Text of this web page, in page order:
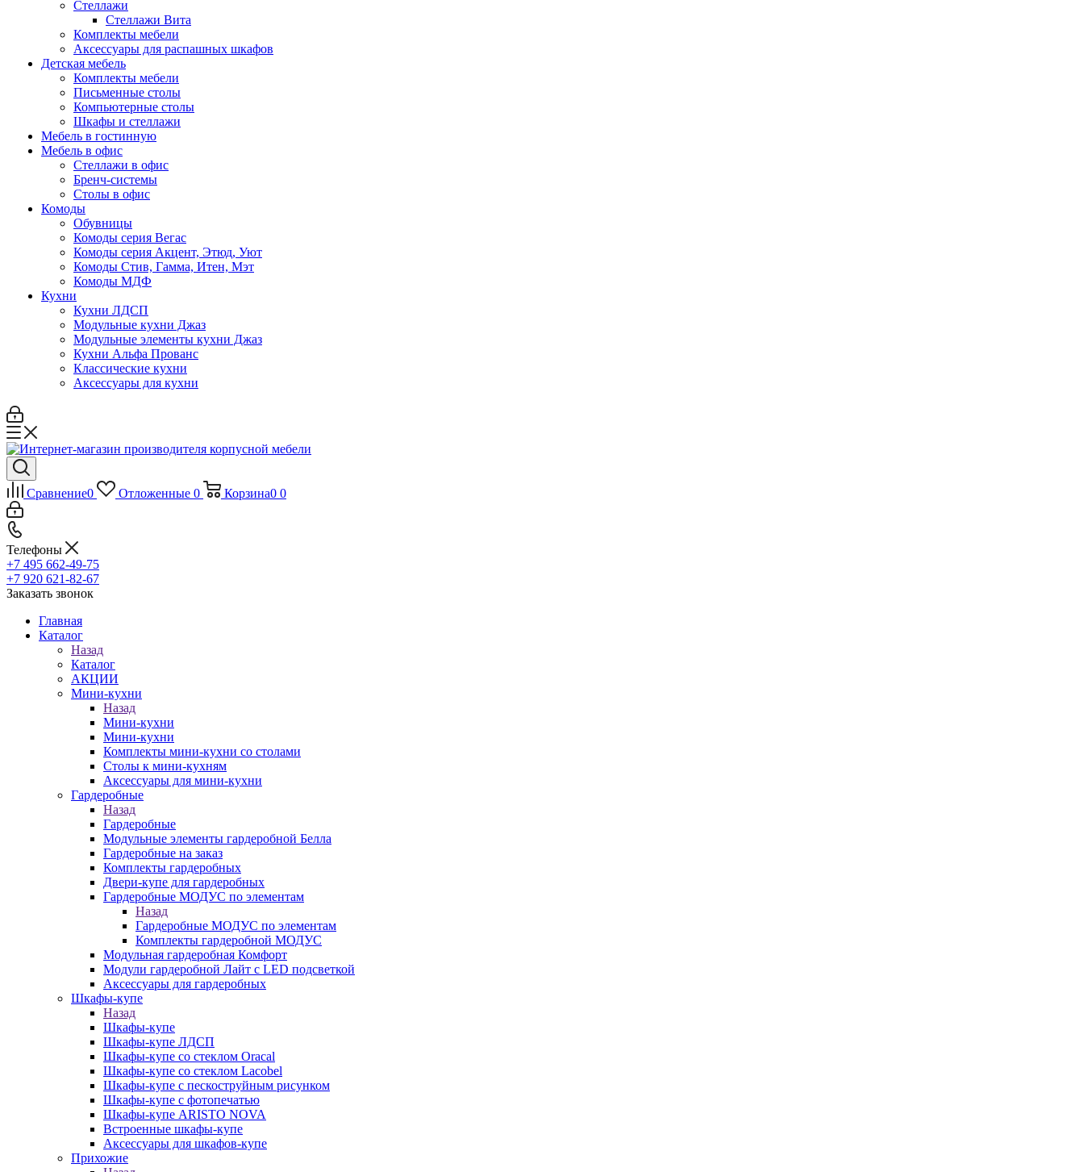
Стеллажи
Стеллажи Вита
Комплекты мебели
Аксессуары для распашных шкафов
Детская мебель
Комплекты мебели
Письменные столы
Компьютерные столы
Шкафы и стеллажи
Мебель в гостинную
Мебель в офис
Стеллажи в офис
Бренч-системы
Столы в офис
Комоды
Обувницы
Комоды серия Вегас
Комоды серия Акцент, Этюд, Уют
Комоды Стив, Гамма, Итен, Мэт
Комоды МДФ
Кухни
Кухни ЛДСП
Модульные кухни Джаз
Модульные элементы кухни Джаз
Кухни Альфа Прованс
Классические кухни
Аксессуары для кухни
Сравнение0 Отложенные 0 Корзина0 0
Телефоны
+7 495 662-49-75
+7 920 621-82-67
Заказать звонок
Главная
Каталог
Назад
Каталог
АКЦИИ
Мини-кухни
Назад
Мини-кухни
Мини-кухни
Комплекты мини-кухни со столами
Столы к мини-кухням
Аксессуары для мини-кухни
Гардеробные
Назад
Гардеробные
Модульные элементы гардеробной Белла
Гардеробные на заказ
Комплекты гардеробных
Двери-купе для гардеробных
Гардеробные МОДУС по элементам
Назад
Гардеробные МОДУС по элементам
Комплекты гардеробной МОДУС
Модульная гардеробная Комфорт
Модули гардеробной Лайт с LED подсветкой
Аксессуары для гардеробных
Шкафы-купе
Назад
Шкафы-купе
Шкафы-купе ЛДСП
Шкафы-купе со стеклом Oracal
Шкафы-купе со стеклом Lacobel
Шкафы-купе с пескоструйным рисунком
Шкафы-купе с фотопечатью
Шкафы-купе ARISTO NOVA
Встроенные шкафы-купе
Аксессуары для шкафов-купе
Прихожие